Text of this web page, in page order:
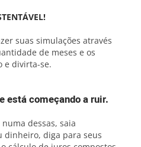
suas simulações através
de meses e os
e divirta-se.
está começando a ruir.
dessas, saia
dinheiro, diga para seus